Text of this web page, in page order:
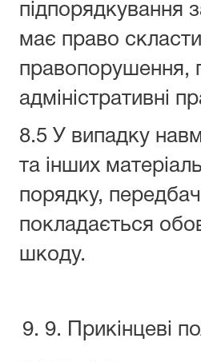
підпорядкування
має право
правопорушення,
адміністративні
8.5 У випадку
та інших
порядку,
покладається
шкоду.
9. Прикінцеві